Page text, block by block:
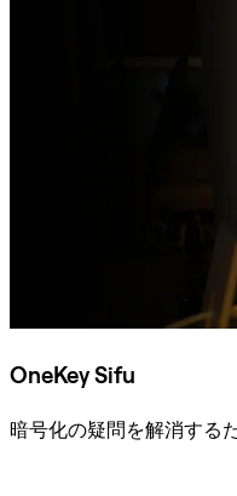
OneKey Sifu
暗号化の疑問を解消する